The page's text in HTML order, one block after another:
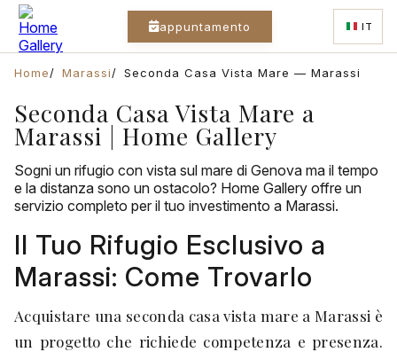
appuntamento IT
Home Marassi Seconda Casa Vista Mare — Marassi
Seconda Casa Vista Mare a
Marassi | Home Gallery
Sogni un rifugio con vista sul mare di Genova ma il tempo
e la distanza sono un ostacolo? Home Gallery offre un
servizio completo per il tuo investimento a Marassi.
Il Tuo Rifugio Esclusivo a
Marassi: Come Trovarlo
Acquistare una seconda casa vista mare a Marassi è
un progetto che richiede competenza e presenza.